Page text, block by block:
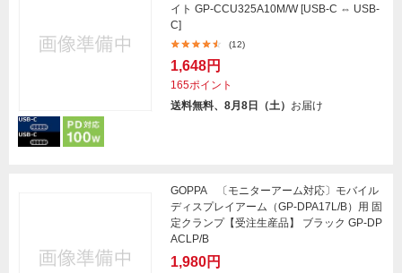
イト GP-CCU325A10M/W [USB-C ⇔ USB-
C]
(12)
1,648円
165ポイント
送料無料、8月8日（土） お届け
GOPPA 〔モニターアーム対応〕モバイル
ディスプレイアーム（GP-DPA17L/B）用 固
定クランプ【受注生産品】 ブラック GP-DP
ACLP/B
1,980円